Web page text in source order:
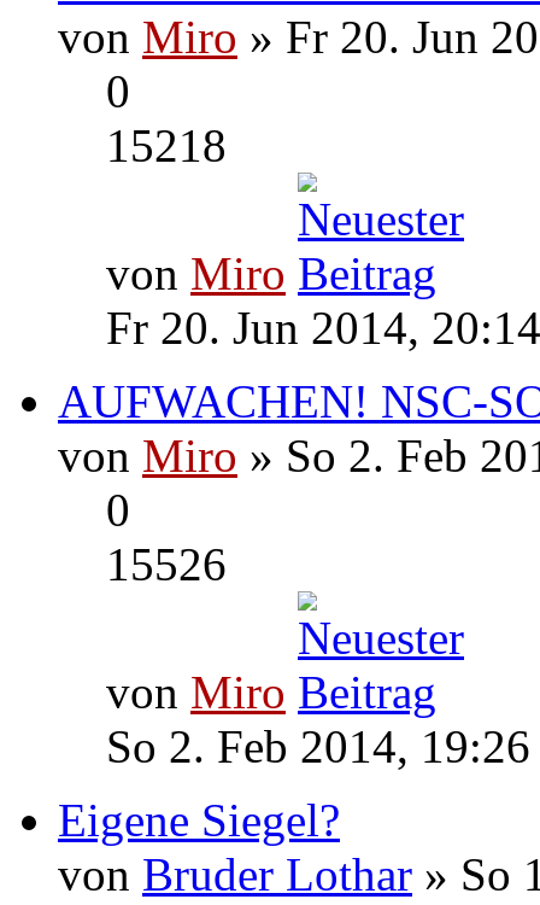
von Miro » Fr 20. Jun
0
15218
von Miro
Fr 20. Jun 2014, 20:14
AUFWACHEN! NSC-
von Miro » So 2. Feb
0
15526
von Miro
So 2. Feb 2014, 19:26
Eigene Siegel?
von Bruder Lothar » So